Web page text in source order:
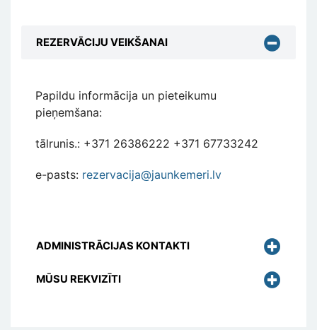
REZERVĀCIJU VEIKŠANAI
Papildu informācija un pieteikumu
pieņemšana:
tālrunis.: +371 26386222 +371 67733242
e-pasts: rezervacija@jaunkemeri.lv
ADMINISTRĀCIJAS KONTAKTI
MŪSU REKVIZĪTI